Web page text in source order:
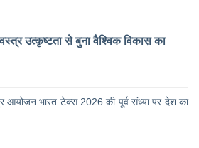
उत्कृष्टता से बुना वैश्विक विकास का
आयोजन भारत टेक्स 2026 की पूर्व संध्या पर देश का